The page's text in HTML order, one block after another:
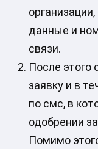
данные и
связи.
После
заявку и в
по смс, в
одобрении
Помимо